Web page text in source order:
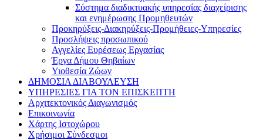
Σύστημα διαδικτυακής υπηρεσίας διαχείρισης
και ενημέρωσης Προμηθευτών
Προκηρύξεις-Διακηρύξεις-Προμήθειες-Υπηρεσίες
Προσλήψεις προσωπικού
Αγγελίες Ευρέσεως Εργασίας
Έργα Δήμου Θηβαίων
Υιοθεσία Ζώων
ΔΗΜΟΣΙΑ ΔΙΑΒΟΥΛΕΥΣΗ
ΥΠΗΡΕΣΙΕΣ ΓΙΑ ΤΟΝ ΕΠΙΣΚΕΠΤΗ
Αρχιτεκτονικός Διαγωνισμός
Επικοινωνία
Χάρτης Ιστοχώρου
Χρήσιμοι Σύνδεσμοι